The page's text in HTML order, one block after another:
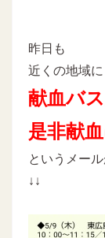
昨日も
近くの地域に
献血バ
是非献
というメー
↓↓